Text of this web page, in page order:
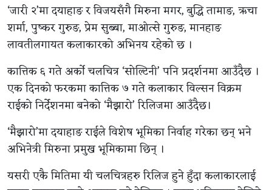
‘जारी २’मा दयाहाङ र विजयसँगै मिरुना मगर, बुद्धि तामाङ, ऋचा
शर्मा, पुष्कर गुरुङ, प्रेम सुब्बा, माओत्से गुरुङ, मानहाङ
लावतीलगायत कलाकारको अभिनय रहेको छ ।
कात्तिक ६ गते अर्को चलचित्र ‘सोल्टिनी’ पनि प्रदर्शनमा आउँदैछ ।
एक दिनको फरकमा कात्तिक ७ गते कलाकार विल्सन विक्रम
राईको निर्देशनमा बनेको ‘मैझारो’ रिलिजमा आउँदैछ।
‘मैझारो’मा दयाहाङ राईले विशेष भूमिका निर्वाह गरेका छन् भने
अभिनेत्री मिरुना प्रमुख भूमिकामा छिन् ।
यसरी एकै मितिमा यी चलचित्रहरु रिलिज हुने हुँदा कलाकारलाई